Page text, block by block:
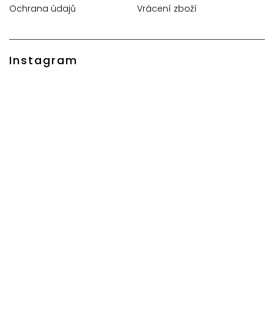
Ochrana údajů
Vrácení zboží
Instagram